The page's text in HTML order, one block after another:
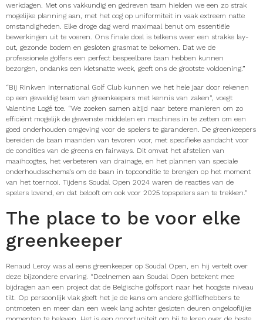
werkdagen. Met ons vakkundig en gedreven team hielden we een zo strak
mogelijke planning aan, met het oog op uniformiteit in vaak extreem natte
omstandigheden. Elke droge dag werd maximaal benut om essentiële
bewerkingen uit te voeren. Ons finale doel is telkens weer een strakke lay-
out, gezonde bodem en gesloten grasmat te bekomen. Dat we de
professionele golfers een perfect bespeelbare baan hebben kunnen
bezorgen, ondanks een kletsnatte week, geeft ons de grootste voldoening.”
“Bij Rinkven International Golf Club kunnen we het hele jaar door rekenen
op een geweldig team van greenkeepers met kennis van zaken”, voegt
Valentine Logé toe. “We zoeken samen altijd naar betere manieren om zo
efficiënt mogelijk de gewenste middelen en machines in te zetten om een
goed onderhouden omgeving voor de spelers te garanderen. De greenkeepers
bereiden de baan maanden van tevoren voor, met specifieke aandacht voor
de condities van de greens en fairways. Dit omvat het afstellen van
maaihoogtes, het verbeteren van drainage, en het plannen van speciale
onderhoudsschema’s om de baan in topconditie te brengen op het moment
van het toernooi. Tijdens Soudal Open 2024 waren de reacties van de
spelers lovend, en dat belooft om ook voor 2025 topspelers aan te trekken.”
The place to be voor elke
greenkeeper
Renaud Leroy was al eens greenkeeper op Soudal Open, en hij vertelt over
deze bijzondere ervaring. “Deelnemen aan Soudal Open betekent mee
bijdragen aan een project dat de Belgische golfsport naar het hoogste niveau
tilt. Op persoonlijk vlak geeft het je de kans om andere golfliefhebbers te
ontmoeten en meer dan een week lang achter gesloten deuren ongelooflijke